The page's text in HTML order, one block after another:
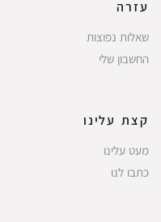
עזרה
שאלות נפוצות
החשבון שלי
קצת עלינו
מעט עלינו
כתבו לנו